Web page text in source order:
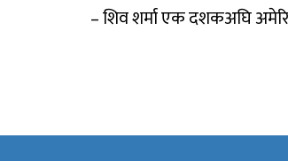
– शिव शर्मा एक दशकअघि